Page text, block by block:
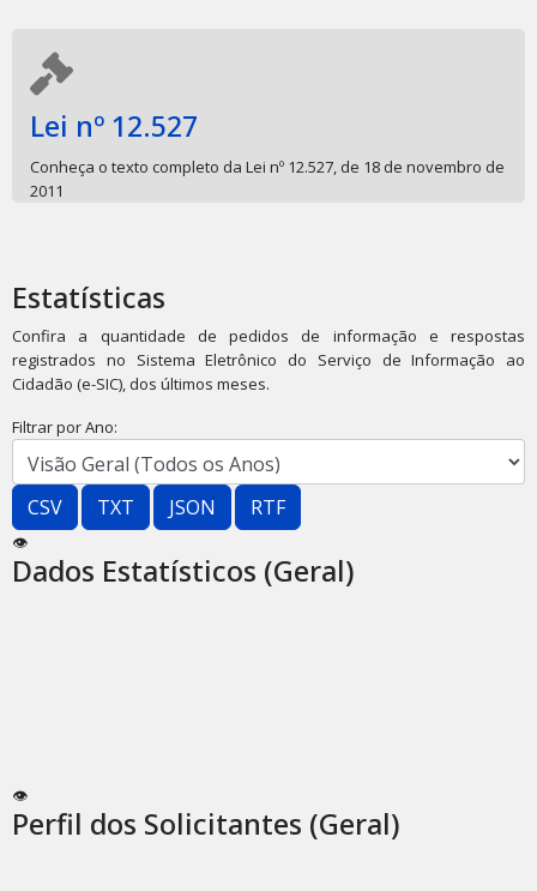
Lei nº 12.527
Conheça o texto completo da Lei nº 12.527, de 18 de novembro de
2011
Estatísticas
Confira a quantidade de pedidos de informação e respostas
registrados no Sistema Eletrônico do Serviço de Informação ao
Cidadão (e-SIC), dos últimos meses.
Filtrar por Ano:
CSV TXT JSON RTF
👁
Dados Estatísticos (Geral)
👁
Perfil dos Solicitantes (Geral)